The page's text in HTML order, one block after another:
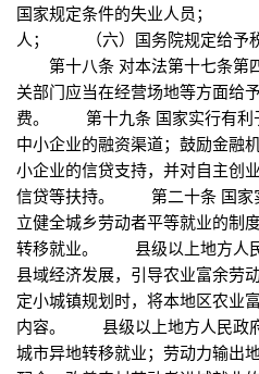
国家规定条件的失业人员；
人； （六）国务院规定给予税
第十八条 对本法第十七条第
关部门应当在经营场地等方面给
费。 第十九条 国家实行有利
中小企业的融资渠道；鼓励金融
小企业的信贷支持，并对自主创
信贷等扶持。 第二十条 国家
立健全城乡劳动者平等就业的制
转移就业。 县级以上地方人民
县域经济发展，引导农业富余劳
定小城镇规划时，将本地区农业
内容。 县级以上地方人民政府
城市异地转移就业；劳动力输出